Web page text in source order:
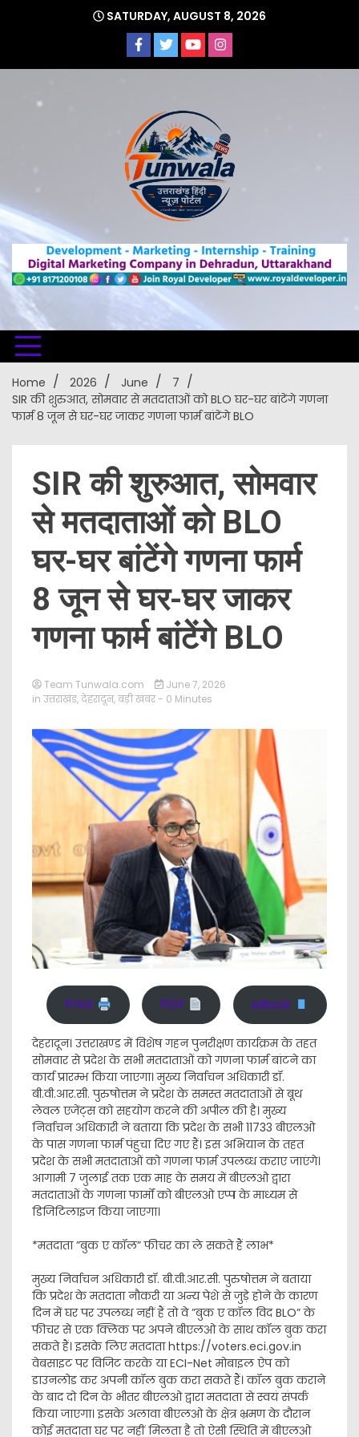
SATURDAY, AUGUST 8, 2026
Uttarakhand Hindi News Portal
Home 2026 June
7
SIR की शुरुआत, सोमवार से मतदाताओं को BLO घर-घर बांटेंगे गणना
फार्म 8 जून से घर-घर जाकर गणना फार्म बांटेंगे BLO
SIR की शुरुआत, सोमवार
से मतदाताओं को BLO
घर-घर बांटेंगे गणना फार्म
8 जून से घर-घर जाकर
गणना फार्म बांटेंगे BLO
Team Tunwala.com
June 7, 2026
in उत्तराखंड,देहरादून,बड़ी खबर - 0 Minutes
Print PDF eBook
देहरादून। उत्तराखण्ड में विशेष गहन पुनरीक्षण कार्यक्रम के तहत
सोमवार से प्रदेश के सभी मतदाताओं को गणना फार्म बांटने का
कार्य प्रारम्भ किया जाएगा। मुख्य निर्वाचन अधिकारी डॉ.
बी.वी.आर.सी. पुरुषोत्तम ने प्रदेश के समस्त मतदाताओं से बूथ
लेवल एजेंट्स को सहयोग करने की अपील की है। मुख्य
निर्वाचन अधिकारी ने बताया कि प्रदेश के सभी 11733 बीएलओ
के पास गणना फार्म पंहुचा दिए गए हैं। इस अभियान के तहत
प्रदेश के सभी मतदाताओं को गणना फार्म उपलब्ध कराए जाएंगे।
आगामी 7 जुलाई तक एक माह के समय में बीएलओ द्वारा
मतदाताओं के गणना फार्मों को बीएलओ एप्प के माध्यम से
डिजिटिलाइज किया जाएगा।
*मतदाता ”बुक ए कॉल” फीचर का ले सकते हैं लाभ*
मुख्य निर्वाचन अधिकारी डॉ. बी.वी.आर.सी. पुरुषोत्तम ने बताया
कि प्रदेश के मतदाता नौकरी या अन्य पेशे से जुड़े होने के कारण
दिन में घर पर उपलब्ध नहीं हैं तो वे ”बुक ए कॉल विद BLO” के
फीचर से एक क्लिक पर अपने बीएलओ के साथ कॉल बुक करा
सकते हैं। इसके लिए मतदाता https://voters.eci.gov.in
वेबसाइट पर विजिट करके या ECI-Net मोबाइल ऐप को
डाउनलोड कर अपनी कॉल बुक करा सकते हैं। कॉल बुक कराने
के बाद दो दिन के भीतर बीएलओ द्वारा मतदाता से स्वयं संपर्क
किया जाएगा। इसके अलावा बीएलओ के क्षेत्र भ्रमण के दौरान
कोई मतदाता घर पर नहीं मिलता है तो ऐसी स्थिति में बीएलओ